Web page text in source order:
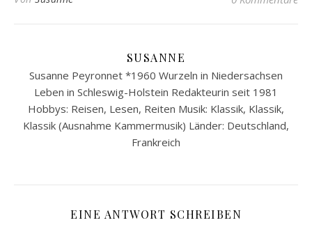
SUSANNE
Susanne Peyronnet *1960 Wurzeln in Niedersachsen
Leben in Schleswig-Holstein Redakteurin seit 1981
Hobbys: Reisen, Lesen, Reiten Musik: Klassik, Klassik,
Klassik (Ausnahme Kammermusik) Länder: Deutschland,
Frankreich
EINE ANTWORT SCHREIBEN